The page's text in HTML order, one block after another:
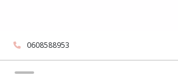
0608588953